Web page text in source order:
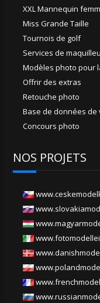
XXL Mannequin
Miss Grande Taille
Tournois de golf
Services de
Modèles photo pour
Offrir des extras
Retouche photo
Base de données de
Concours photo
NOS PROJETS